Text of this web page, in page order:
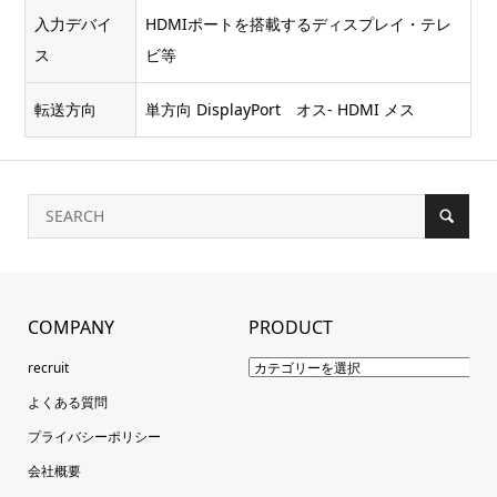
入力デバイ
ス
HDMIポートを搭載するディスプレイ・テレ
ビ等
転送方向 単方向 DisplayPort オス- HDMI メス
COMPANY
recruit
よくある質問
プライバシーポリシー
会社概要
PRODUCT